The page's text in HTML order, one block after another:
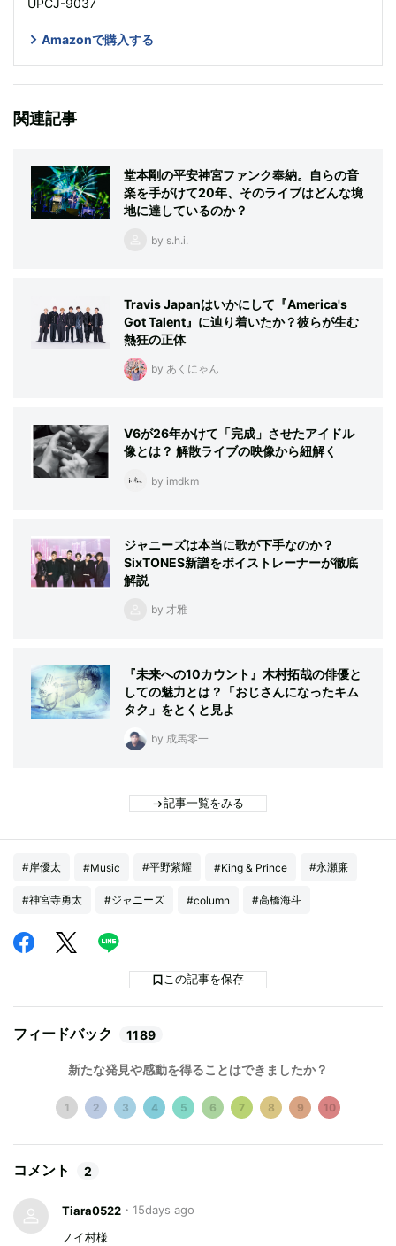
UPCJ-9037
Amazonで購入する
関連記事
堂本剛の平安神宮ファンク奉納。自らの音
楽を手がけて20年、そのライブはどんな境
地に達しているのか？
by s.h.i.
Travis Japanはいかにして『America's
Got Talent』に辿り着いたか？彼らが生む
熱狂の正体
by あくにゃん
V6が26年かけて「完成」させたアイドル
像とは？ 解散ライブの映像から紐解く
by imdkm
ジャニーズは本当に歌が下手なのか？
SixTONES新譜をボイストレーナーが徹底
解説
by 才雅
『未来への10カウント』木村拓哉の俳優と
しての魅力とは？「おじさんになったキム
タク」をとくと見よ
by 成馬零一
記事一覧をみる
#岸優太 #Music #平野紫耀 #King & Prince #永瀬廉
#神宮寺勇太 #ジャニーズ #column #高橋海斗
この記事を保存
フィードバック 1189
新たな発見や感動を得ることはできましたか？
1 2 3 4 5 6 7 8 9 10
コメント 2
Tiara0522 ・ 15days ago
ノイ村様